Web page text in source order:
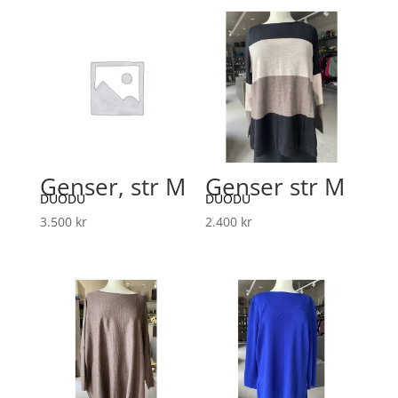
Genser, str M
DUODU
3.500 kr
Genser str M
DUODU
2.400 kr